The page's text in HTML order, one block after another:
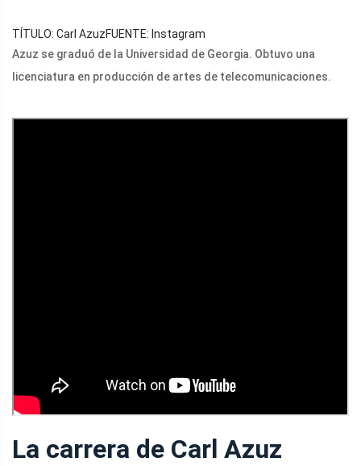
TÍTULO: Carl AzuzFUENTE: Instagram
Azuz se graduó de la Universidad de Georgia. Obtuvo una
licenciatura en producción de artes de telecomunicaciones.
La carrera de Carl Azuz